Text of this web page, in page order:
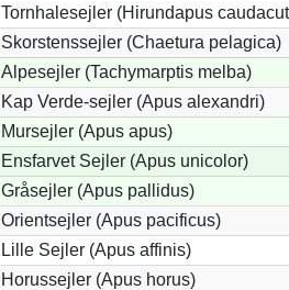
Tornhalesejler (Hirundapus
Skorstenssejler (Chaetura pelagica)
Alpesejler (Tachymarptis melba)
Kap Verde-sejler (Apus alexandri)
Mursejler (Apus apus)
Ensfarvet Sejler (Apus unicolor)
Gråsejler (Apus pallidus)
Orientsejler (Apus pacificus)
Lille Sejler (Apus affinis)
Horussejler (Apus horus)